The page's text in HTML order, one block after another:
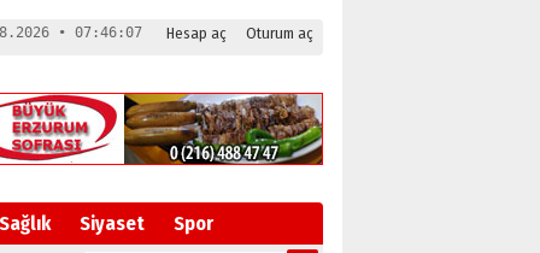
Hesap aç Oturum aç
• 07:46:07
Sağlık Siyaset Spor